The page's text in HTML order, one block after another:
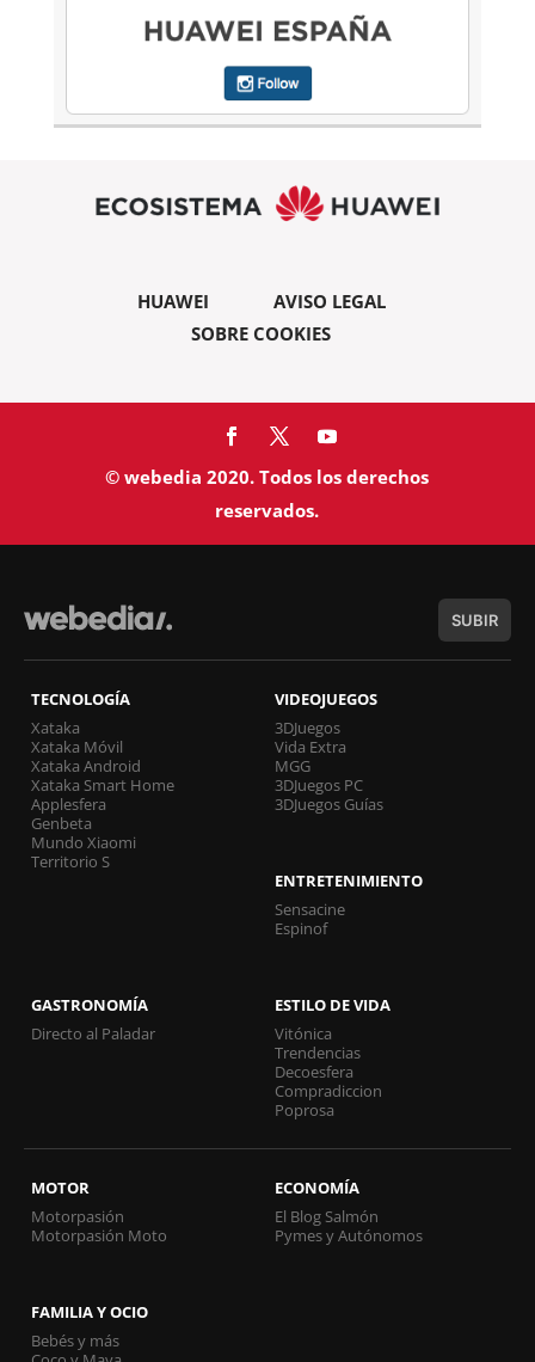
HUAWEI
AVISO LEGAL
SOBRE COOKIES
© webedia 2020. Todos los derechos
reservados.
SUBIR
TECNOLOGÍA
Xataka
Xataka Móvil
Xataka Android
Xataka Smart Home
Applesfera
Genbeta
Mundo Xiaomi
Territorio S
VIDEOJUEGOS
3DJuegos
Vida Extra
MGG
3DJuegos PC
3DJuegos Guías
ENTRETENIMIENTO
Sensacine
Espinof
GASTRONOMÍA
Directo al Paladar
ESTILO DE VIDA
Vitónica
Trendencias
Decoesfera
Compradiccion
Poprosa
MOTOR
Motorpasión
Motorpasión Moto
ECONOMÍA
El Blog Salmón
Pymes y Autónomos
FAMILIA Y OCIO
Bebés y más